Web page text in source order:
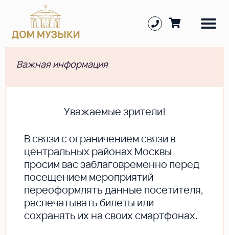
Важная информация
Уважаемые зрители!
В cвязи с ограничением связи в
центральных районах Москвы
просим вас заблаговременно перед
посещением мероприятий
переоформлять данные посетителя,
распечатывать билеты или
сохранять их на своих смартфонах.